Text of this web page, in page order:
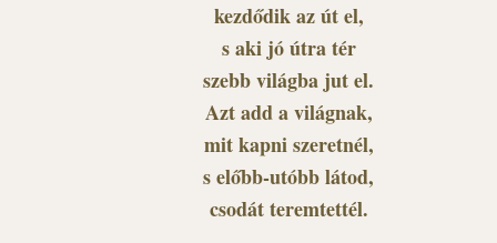
kezdődik az út el,
s aki jó útra tér
szebb világba jut el.
Azt add a világnak,
mit kapni szeretnél,
s előbb-utóbb látod,
csodát teremtettél.